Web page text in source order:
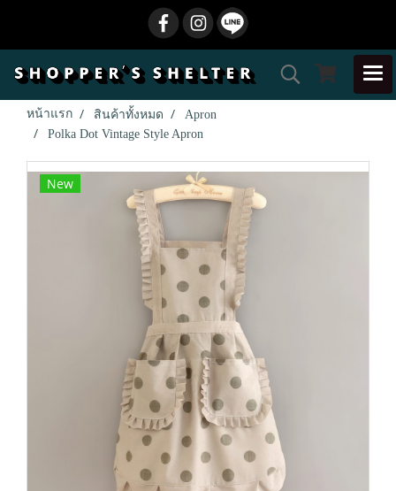
หน้าแรก สินค้าทั้งหมด
Apron
Polka Dot Vintage Style Apron
New